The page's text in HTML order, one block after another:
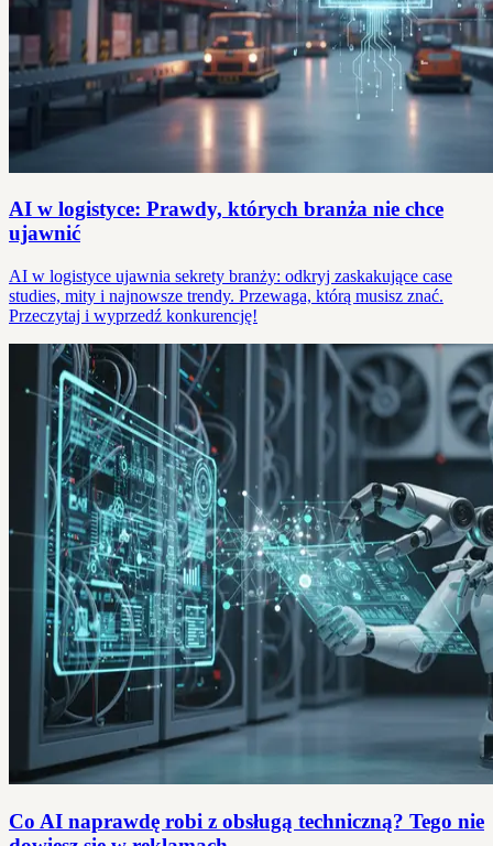
AI w logistyce: Prawdy, których branża nie chce
ujawnić
AI w logistyce ujawnia sekrety branży: odkryj zaskakujące case
studies, mity i najnowsze trendy. Przewaga, którą musisz znać.
Przeczytaj i wyprzedź konkurencję!
Co AI naprawdę robi z obsługą techniczną? Tego nie